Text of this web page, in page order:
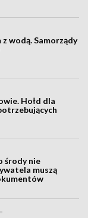
wodą. Samorządy
Hołd dla
środy nie
muszą